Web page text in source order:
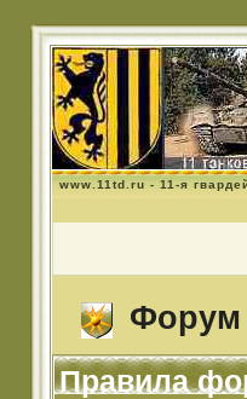
www.11td.ru - 11-я
Форум
Правила